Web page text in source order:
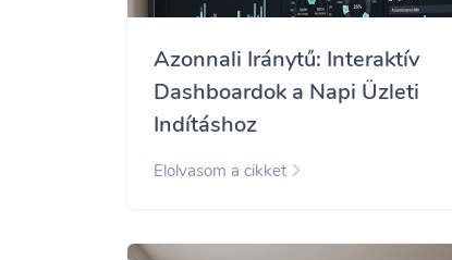
Azonnali Iránytű: Interaktív
Dashboardok a Napi Üzleti
Indításhoz
Elolvasom a cikket